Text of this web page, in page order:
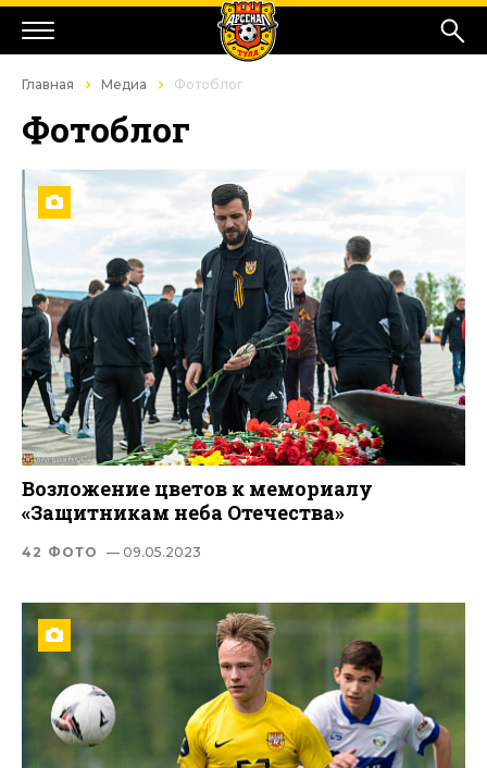
Главная Медиа Фотоблог
Фотоблог
Возложение цветов к мемориалу
«Защитникам неба Отечества»
42 ФОТО — 09.05.2023